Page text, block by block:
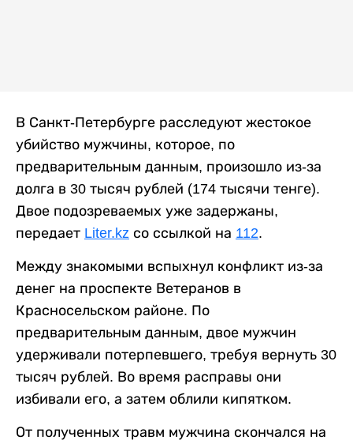
В Санкт-Петербурге расследуют жестокое
убийство мужчины, которое, по
предварительным данным, произошло из-за
долга в 30 тысяч рублей (174 тысячи тенге).
Двое подозреваемых уже задержаны,
передает Liter.kz со ссылкой на 112.
Между знакомыми вспыхнул конфликт из-за
денег на проспекте Ветеранов в
Красносельском районе. По
предварительным данным, двое мужчин
удерживали потерпевшего, требуя вернуть 30
тысяч рублей. Во время расправы они
избивали его, а затем облили кипятком.
От полученных травм мужчина скончался на